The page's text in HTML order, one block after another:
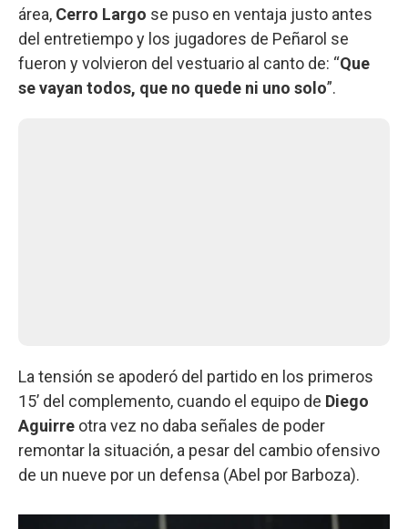
área, Cerro Largo se puso en ventaja justo antes
del entretiempo y los jugadores de Peñarol se
fueron y volvieron del vestuario al canto de: “Que
se vayan todos, que no quede ni uno solo”.
La tensión se apoderó del partido en los primeros
15’ del complemento, cuando el equipo de Diego
Aguirre otra vez no daba señales de poder
remontar la situación, a pesar del cambio ofensivo
de un nueve por un defensa (Abel por Barboza).